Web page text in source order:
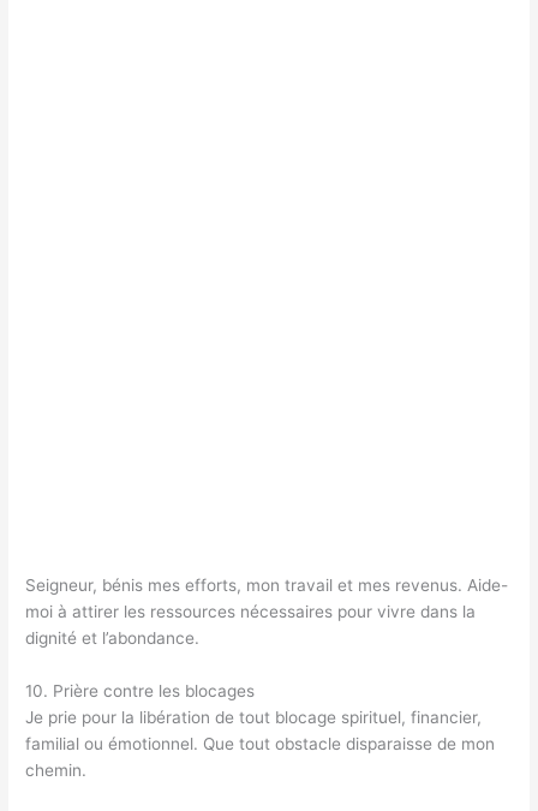
Seigneur, bénis mes efforts, mon travail et mes revenus. Aide-
moi à attirer les ressources nécessaires pour vivre dans la
dignité et l’abondance.
10. Prière contre les blocages
Je prie pour la libération de tout blocage spirituel, financier,
familial ou émotionnel. Que tout obstacle disparaisse de mon
chemin.